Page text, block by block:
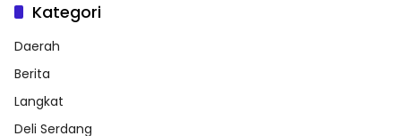
Kategori
Daerah
Berita
Langkat
Deli Serdang